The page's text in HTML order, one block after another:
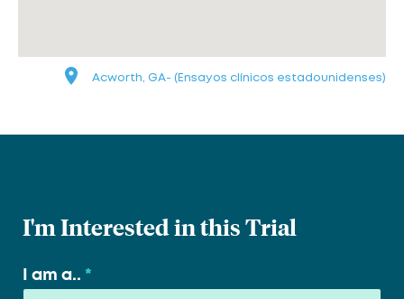
Acworth, GA- (Ensayos clínicos estadounidenses)
I'm Interested in this Trial
I am a.. *